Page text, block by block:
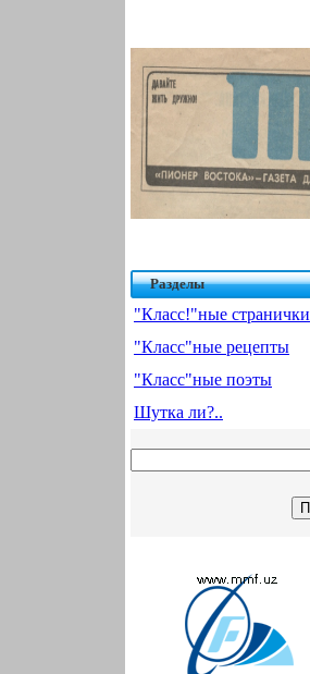
Разделы
"Класс!"ные странички
"Класс"ные рецепты
"Класс"ные поэты
Шутка ли?..